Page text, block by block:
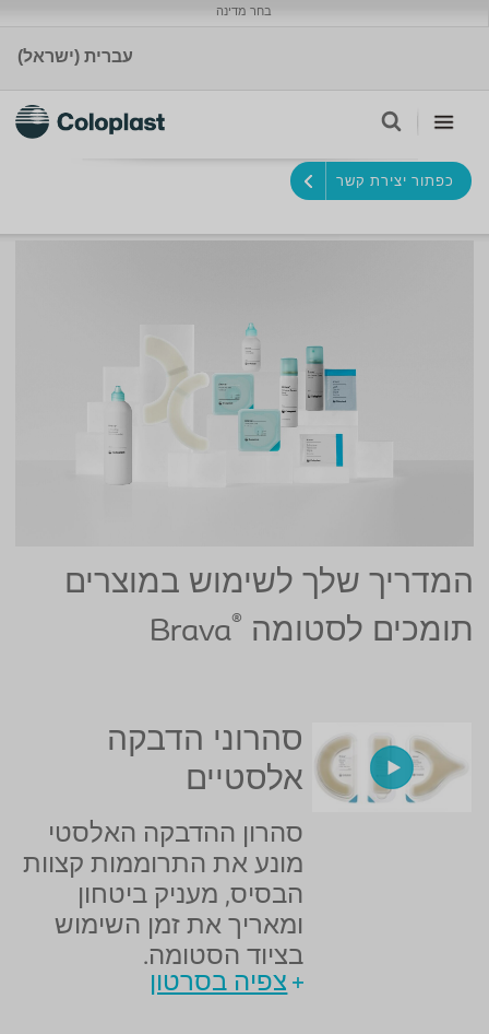
בחר מדינה
עברית (ישראל)
כפתור יצירת קשר
המדריך שלך לשימוש במוצרים
תומכים לסטומה ®
Brava
סהרוני הדבקה
אלסטיים
סהרון ההדבקה האלסטי
מונע את התרוממות קצוות
הבסיס, מעניק ביטחון
ומאריך את זמן השימוש
בציוד הסטומה.
צפיה בסרטון